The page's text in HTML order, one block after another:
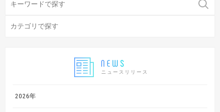
ニュースリリース
2026年